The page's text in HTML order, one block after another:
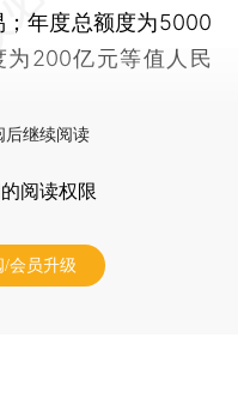
；年度总额度为5000
200亿元等值人民
后继续阅读
阅读权限
/会员升级